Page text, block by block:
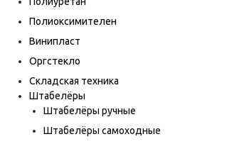
Полиоксимителен
Винипласт
Оргстекло
Складская техника
Штабелёры
Штабелёры ручные
Штабелёры самоходные